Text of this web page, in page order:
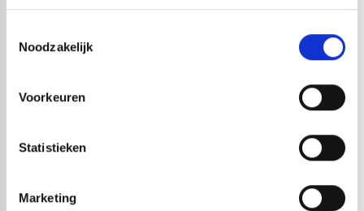
Noodzakelijk
Voorkeuren
Statistieken
Marketing
verflagen. Voor een nauwkeurige houtmeting kiest u
houtsoort en, indien nodig, de temperatuur.
stucwerk meten
Bij bouwkundige inspecties wilt u vaak eerst bepalen